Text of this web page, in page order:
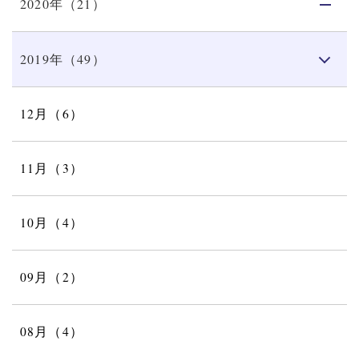
2020年（21）
2019年（49）
12月（6）
11月（3）
10月（4）
09月（2）
08月（4）